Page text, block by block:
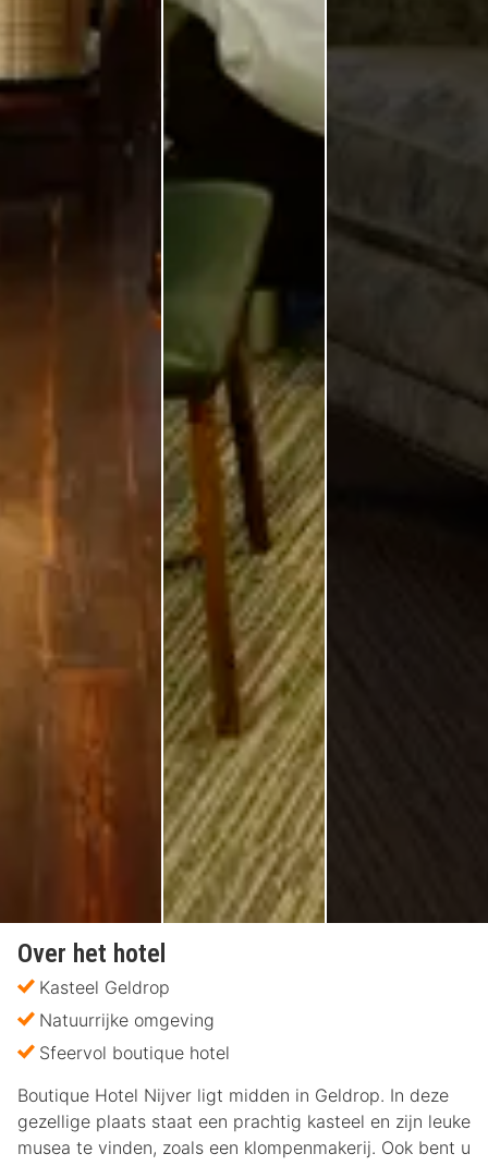
Over het hotel
Kasteel Geldrop
Natuurrijke omgeving
Sfeervol boutique hotel
Boutique Hotel Nijver ligt midden in Geldrop. In deze
gezellige plaats staat een prachtig kasteel en zijn leuke
musea te vinden, zoals een klompenmakerij. Ook bent u